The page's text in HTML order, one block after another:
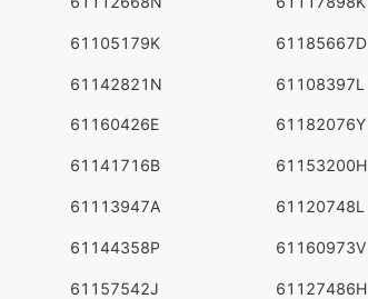
61105179K 61185667D
61142821N 61108397L
61160426E 61182076Y
61141716B 61153200H
61113947A 61120748L
61144358P 61160973V
61157542J 61127486H